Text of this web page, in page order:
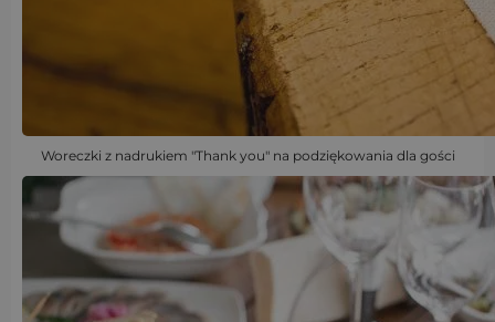
Woreczki z nadrukiem "Thank you" na podziękowania dla gości